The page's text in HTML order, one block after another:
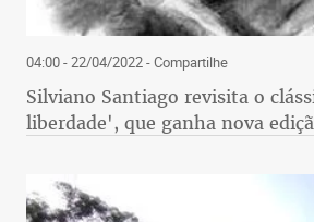
04:00 - 22/04/2022- Compartilhe
Silviano Santiago revisita o
liberdade', que ganha nova